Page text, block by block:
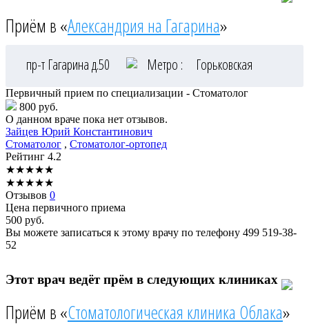
Приём в «Александрия на Гагарина»
пр-т Гагарина д.50 Метро : Горьковская
Первичный прием по специализации - Стоматолог
800 руб.
О данном враче пока нет отзывов.
Зайцев Юрий Константинович
Стоматолог , Стоматолог-ортопед
Рейтинг 4.2
★★★★★
★★★★★
Отзывов 0
Цена первичного приема
500 руб.
Вы можете записаться к этому врачу по телефону 499 519-38-
52
Этот врач ведёт прём в следующих клиниках
Приём в «Стоматологическая клиника Облака»